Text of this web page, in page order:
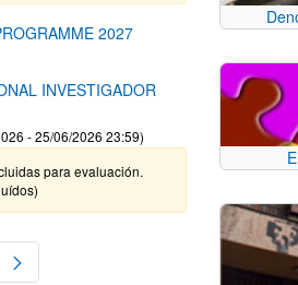
2027
INVESTIGADOR
- 25/06/2026 23:59)
para evaluación.
Use TAB para desplazarse.